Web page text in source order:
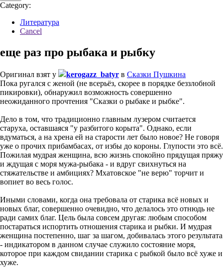
Category:
Литература
Cancel
еще раз про рыбака и рыбку
Оригинал взят у kerogazz_batyr в Сказки Пушкина
Пока ругался с женой (не всерьёз, скорее в порядке беззлобной
пикировки), обнаружил возможность совершенно
неожиданного прочтения "Сказки о рыбаке и рыбке".
Дело в том, что традиционно главным лузером считается
старуха, оставшаяся "у разбитого корыта". Однако, если
вдуматься, а на хрена ей на старости лет было новое? Не говоря
уже о прочих прибамбасах, от избы до короны. Глупости это всё.
Пожилая мудрая женщина, всю жизнь спокойно прядущая пряжу
и ждущая с моря мужа-рыбака - и вдруг свихнуться на
стяжательстве и амбициях? Мхатовское "не верю" торчит и
вопиет во весь голос.
Иными словами, когда она требовала от старика всё новых и
новых благ, совершенно очевидно, что делалось это отнюдь не
ради самих благ. Цель была совсем другая: любым способом
постараться испортить отношения старика и рыбки. И мудрая
женщина постепенно, шаг за шагом, добивалась этого результата
- индикатором в данном случае служило состояние моря,
которое при каждом свидании старика с рыбкой было всё хуже и
хуже.